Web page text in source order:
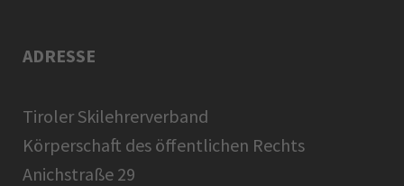
ADRESSE
Tiroler Skilehrerverband
Körperschaft des öffentlichen Rechts
Anichstraße 29